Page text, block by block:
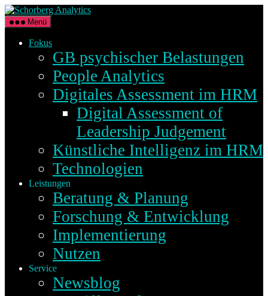
Direkt
zum
Inhalt
wechseln
Schorberg
Menü
Fokus
GB psychischer Belastungen
People Analytics
Digitales Assessment im HRM
Digital Assessment of
Leadership Judgement
Künstliche Intelligenz im HRM
Technologien
Leistungen
Beratung & Planung
Forschung & Entwicklung
Implementierung
Nutzen
Service
Newsblog